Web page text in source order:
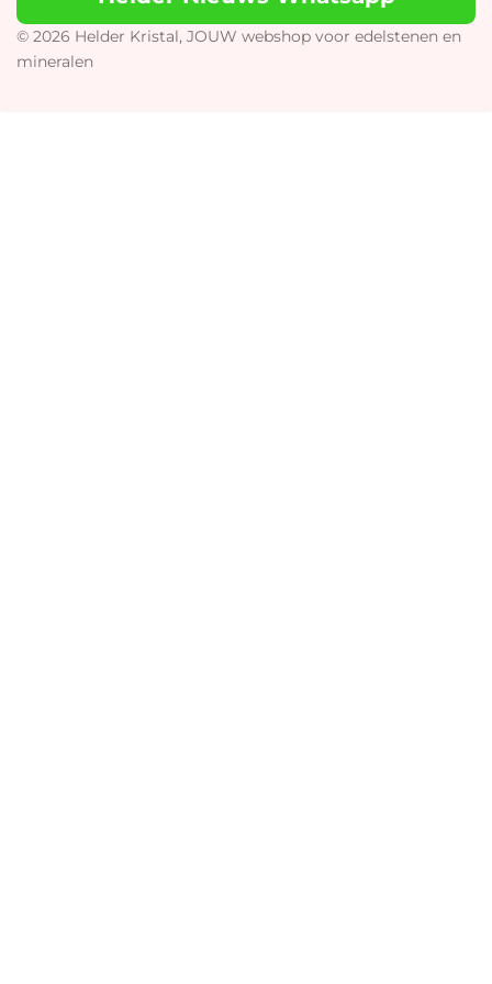
r
o
p
© 2026 Helder Kristal, JOUW webshop voor edelstenen en
mineralen